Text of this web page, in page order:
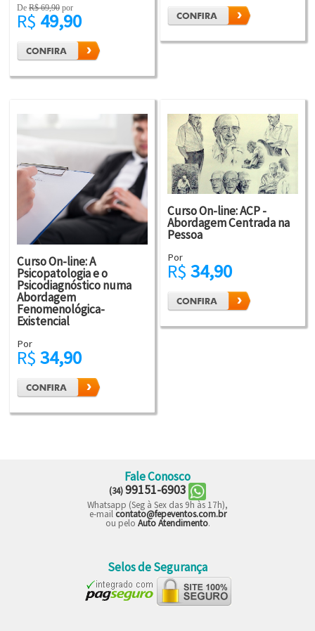
De R$ 69,90 por
R$ 49,90
Curso On-line: A
Psicopatologia e o
Psicodiagnóstico numa
Abordagem
Fenomenológica-
Existencial
Por
R$ 34,90
Curso On-line: ACP -
Abordagem Centrada na
Pessoa
Por
R$ 34,90
Fale Conosco
(34)99151-6903
Whatsapp (Seg à Sex das 9h às 17h),
e-mail contato@fepeventos.com.br
ou pelo Auto Atendimento.
Selos de Segurança